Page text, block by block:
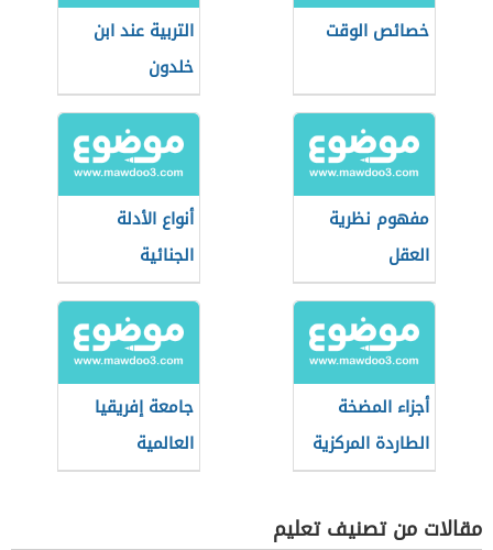
خصائص الوقت
التربية عند ابن
خلدون
مفهوم نظرية
العقل
أنواع الأدلة
الجنائية
أجزاء المضخة
الطاردة المركزية
جامعة إفريقيا
العالمية
مقالات من تصنيف تعليم